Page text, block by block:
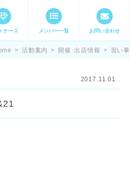
ステ スキル・
ナーズ メンバー一覧 お問い合わせ
> 活動案内 > 開催･出店情報 > 習い事
2017.11.01